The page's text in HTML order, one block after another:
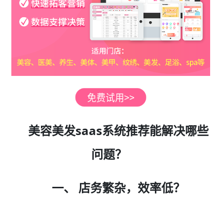
美容美发saas系统推荐能解决哪些
问题？
一、 店务繁杂，效率低？